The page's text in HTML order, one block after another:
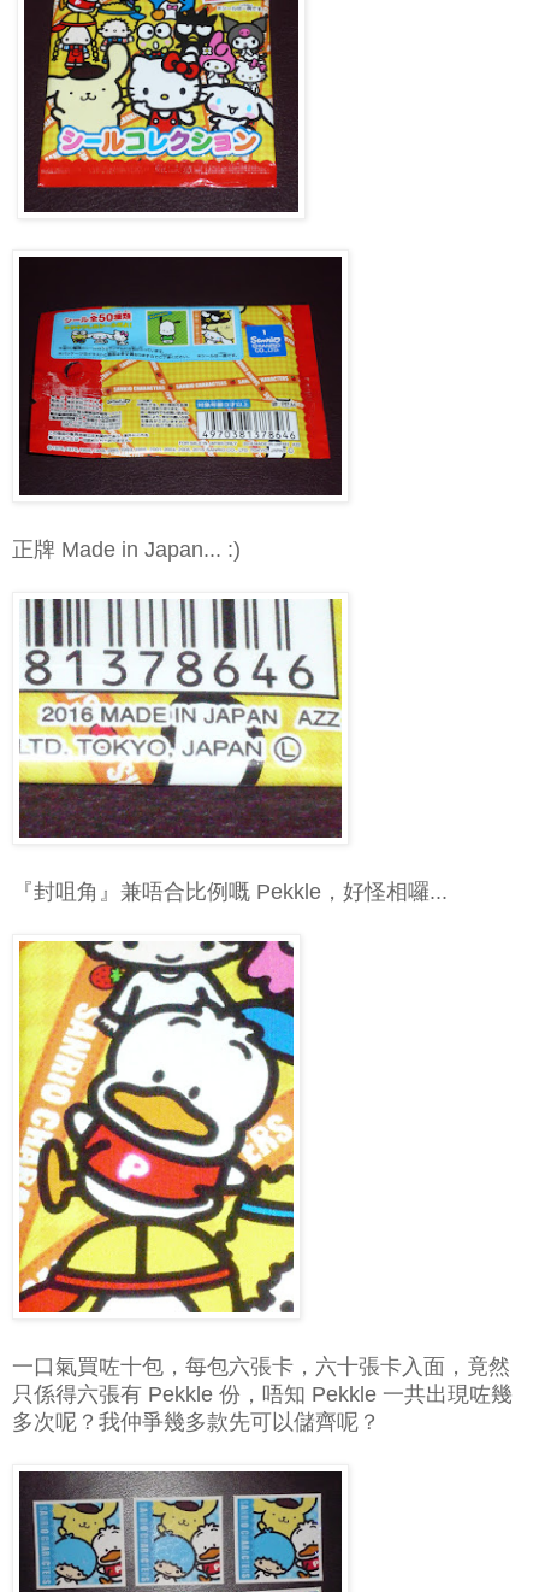
正牌 Made in Japan... :)
『封咀角』兼唔合比例嘅 Pekkle，好怪相囉...
一口氣買咗十包，每包六張卡，六十張卡入面，竟然
只係得六張有 Pekkle 份，唔知 Pekkle 一共出現咗幾
多次呢？我仲爭幾多款先可以儲齊呢？